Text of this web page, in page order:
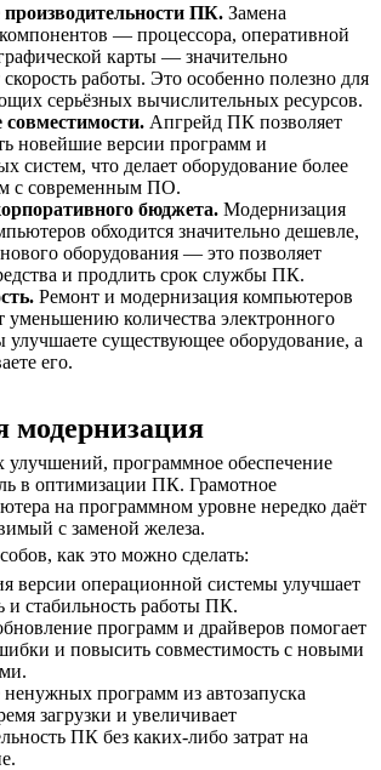
ПК. Замена
— процессора, оперативной
карты — значительно
работы. Это особенно полезно для
серьёзных вычислительных ресурсов.
Апгрейд ПК позволяет
новейшие версии программ и
систем, что делает оборудование более
с современным ПО.
бюджета. Модернизация
обходится значительно дешевле,
оборудования — это позволяет
и продлить срок службы ПК.
Ремонт и модернизация компьютеров
уменьшению количества электронного
существующее оборудование, а
его.
модернизация
улучшений, программное обеспечение
в оптимизации ПК. Грамотное
на программном уровне нередко даёт
с заменой железа.
как это можно сделать:
версии операционной системы улучшает
и стабильность работы ПК.
программ и драйверов помогает
и повысить совместимость с новыми
программ из автозапуска
загрузки и увеличивает
ПК без каких-либо затрат на